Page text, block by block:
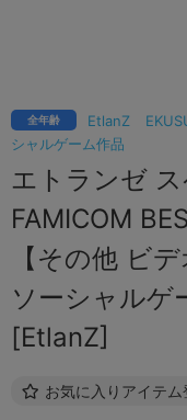
EtlanZ
シャルゲーム作品
全年齢
エトランゼ
FAMICOM
【その他 ビ
ソーシャルゲ
[EtlanZ]
お気に入りアイテム